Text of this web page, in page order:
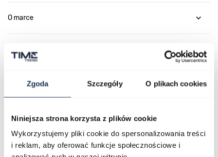
Zgoda Szczegóły O plikach cookies
Niniejsza strona korzysta z plików cookie
Wykorzystujemy pliki cookie do spersonalizowania treści
i reklam, aby oferować funkcje społecznościowe i
O marce
Zapytaj o produkt